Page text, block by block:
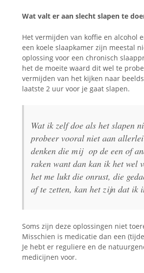
Wat valt er aan slecht slapen te
Het vermijden van koffie en alcohol
een koele slaapkamer zijn meestal
oplossing voor een chronisch
het de moeite waard dit wel te
vermijden van het kijken naar
laatste 2 uur voor je gaat slapen.
Wat ik zelf doe als het slapen
probeer vooral niet aan
denken die mij op de een of
raken want dan kan ik het wel
het me lukt die onrust, die
af te zetten, kan het zijn dat ik
Soms zijn deze oplossingen niet
Misschien is medicatie dan een
Je hebt er reguliere en de
medicijnen voor.